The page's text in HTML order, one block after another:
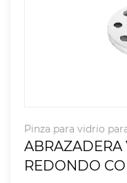
Pinza para vidrio
ABRAZADERA
REDONDO